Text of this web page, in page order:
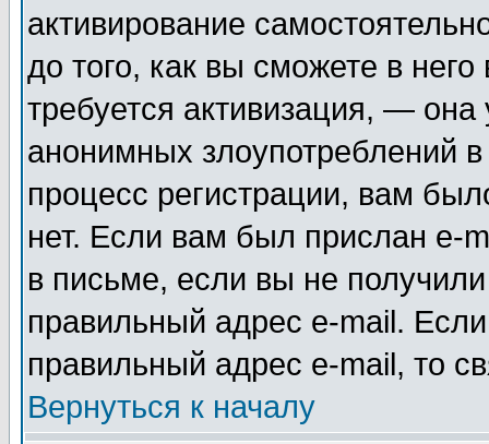
активирование
до того, как вы сможете в
требуется активизация, —
анонимных злоупотреблений
процесс регистрации, вам
нет. Если вам был прислан e-
в письме, если вы не
правильный адрес e-mail.
правильный адрес e-mail, то
Вернуться к началу